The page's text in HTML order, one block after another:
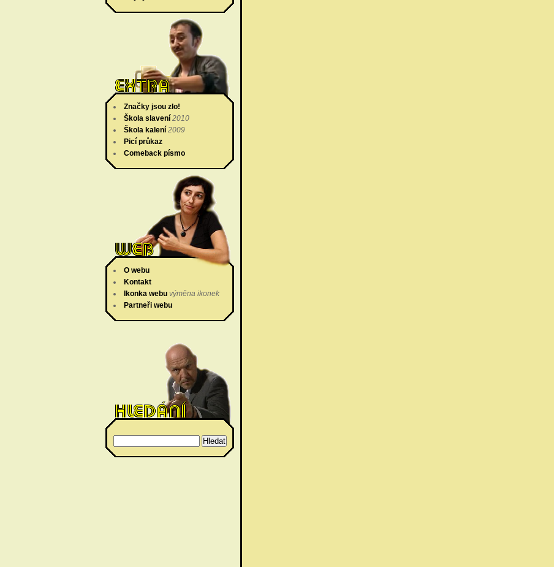
Značky jsou zlo!
Škola slavení 2010
Škola kalení 2009
Picí průkaz
Comeback písmo
O webu
Kontakt
Ikonka webu výměna ikonek
Partneři webu